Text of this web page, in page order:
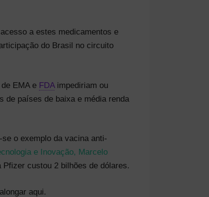
a estes medicamentos e
do Brasil no circuito
EMA e FDAimpediriam ou
de países de baixa e média renda
o exemplo da vacina anti-
e Inovação, Marcelo
custou 2 bilhões de dólares.
aqui.